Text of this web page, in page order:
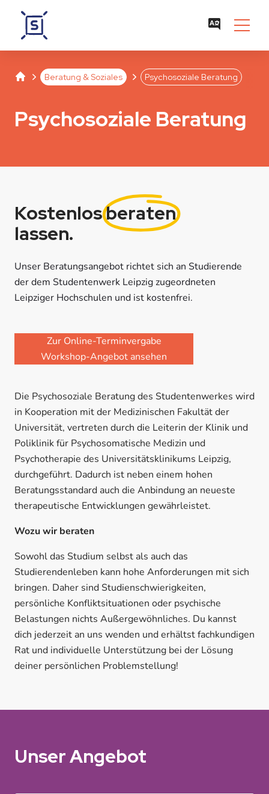
Studentenwerk Leipzig
SeparatorBeratung & Soziales
Separator Psychosoziale Beratung
Psychosoziale Beratung
Kostenlosberaten
lassen.
Unser Beratungsangebot richtet sich an Studierende
der dem Studentenwerk Leipzig zugeordneten
Leipziger Hochschulen und ist kostenfrei.
Zur Online-Terminvergabe
Workshop-Angebot ansehen
Die Psychosoziale Beratung des Studentenwerkes wird
in Kooperation mit der Medizinischen Fakultät der
Universität, vertreten durch die Leiterin der Klinik und
Poliklinik für Psychosomatische Medizin und
Psychotherapie des Universitätsklinikums Leipzig,
durchgeführt. Dadurch ist neben einem hohen
Beratungsstandard auch die Anbindung an neueste
therapeutische Entwicklungen gewährleistet.
Wozu wir beraten
Sowohl das Studium selbst als auch das
Studierendenleben kann hohe Anforderungen mit sich
bringen. Daher sind Studienschwierigkeiten,
persönliche Konfliktsituationen oder psychische
Belastungen nichts Außergewöhnliches. Du kannst
dich jederzeit an uns wenden und erhältst fachkundigen
Rat und individuelle Unterstützung bei der Lösung
deiner persönlichen Problemstellung!
Unser Angebot